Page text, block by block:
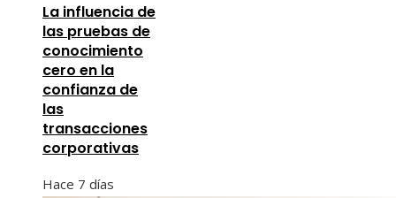
La influencia de
las pruebas de
conocimiento
cero en la
confianza de
las
transacciones
corporativas
Hace 7 días